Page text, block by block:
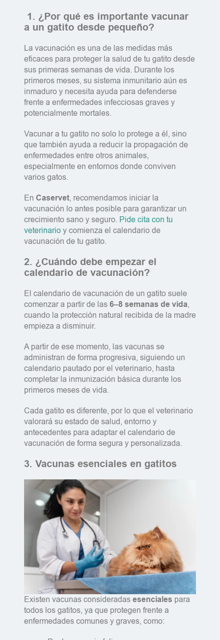
1. ¿Por qué es importante vacunar
a un gatito desde pequeño?
La vacunación es una de las medidas más
eficaces para proteger la salud de tu gatito desde
sus primeras semanas de vida. Durante los
primeros meses, su sistema inmunitario aún es
inmaduro y necesita ayuda para defenderse
frente a enfermedades infecciosas graves y
potencialmente mortales.
Vacunar a tu gatito no solo lo protege a él, sino
que también ayuda a reducir la propagación de
enfermedades entre otros animales,
especialmente en entornos donde conviven
varios gatos.
En Caservet, recomendamos iniciar la
vacunación lo antes posible para garantizar un
crecimiento sano y seguro. Pide cita con tu
veterinarioy comienza el calendario de
vacunación de tu gatito.
2. ¿Cuándo debe empezar el
calendario de vacunación?
El calendario de vacunación de un gatito suele
comenzar a partir de las6–8 semanas de vida,
cuando la protección natural recibida de la madre
empieza a disminuir.
A partir de ese momento, las vacunas se
administran de forma progresiva, siguiendo un
calendario pautado por el veterinario, hasta
completar la inmunización básica durante los
primeros meses de vida.
Cada gatito es diferente, por lo que el veterinario
valorará su estado de salud, entorno y
antecedentes para adaptar el calendario de
vacunación de forma segura y personalizada.
3. Vacunas esenciales en gatitos
Existen vacunas consideradasesenciales para
todos los gatitos, ya que protegen frente a
enfermedades comunes y graves, como: